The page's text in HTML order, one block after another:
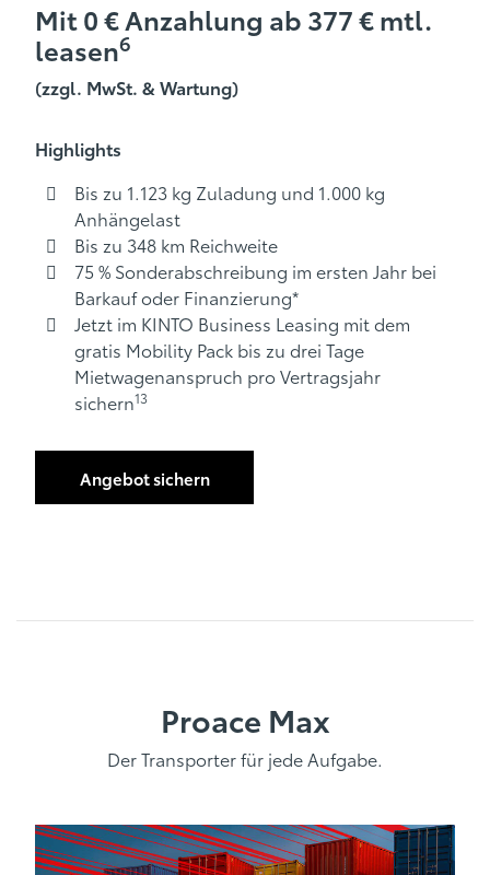
Mit 0 € Anzahlung ab 377 € mtl.
leasen6
(zzgl. MwSt. & Wartung)
Highlights
Bis zu 1.123 kg Zuladung und 1.000 kg
Anhängelast
Bis zu 348 km Reichweite
75 % Sonderabschreibung im ersten Jahr bei
Barkauf oder Finanzierung*
Jetzt im KINTO Business Leasing mit dem
gratis Mobility Pack bis zu drei Tage
Mietwagenanspruch pro Vertragsjahr
sichern13
Angebot sichern
Proace Max
Der Transporter für jede Aufgabe.